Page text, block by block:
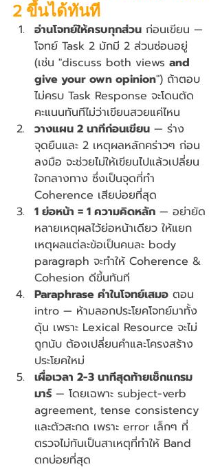
2 ขึ้นได้ทันที
อ่านโจทย์ให้ครบทุกส่วน ก่อนเขียน —
โจทย์ Task 2 มักมี 2 ส่วนซ่อนอยู่
(เช่น "discuss both views and
give your own opinion") ถ้าตอบ
ไม่ครบ Task Response จะโดนตัด
คะแนนทันทีไม่ว่าเขียนสวยแค่ไหน
วางแผน 2 นาทีก่อนเขียน — ร่าง
จุดยืนและ 2 เหตุผลหลักคร่าวๆ ก่อน
ลงมือ จะช่วยไม่ให้เขียนไปแล้วเปลี่ยน
ใจกลางทาง ซึ่งเป็นจุดที่ทำ
Coherence เสียบ่อยที่สุด
1 ย่อหน้า = 1 ความคิดหลัก — อย่ายัด
หลายเหตุผลไว้ย่อหน้าเดียว ให้แยก
เหตุผลแต่ละข้อเป็นคนละ body
paragraph จะทำให้ Coherence &
Cohesion ดีขึ้นทันที
Paraphrase คำในโจทย์เสมอ ตอน
intro — ห้ามลอกประโยคโจทย์มาทั้ง
ดุ้น เพราะ Lexical Resource จะไม่
ถูกนับ ต้องเปลี่ยนคำและโครงสร้าง
ประโยคใหม่
เผื่อเวลา 2-3 นาทีสุดท้ายเช็กแกรม
มาร์ — โดยเฉพาะ subject-verb
agreement, tense consistency
และตัวสะกด เพราะ error เล็กๆ ที่
ตรวจไม่ทันเป็นสาเหตุที่ทำให้ Band
ตกบ่อยที่สุด